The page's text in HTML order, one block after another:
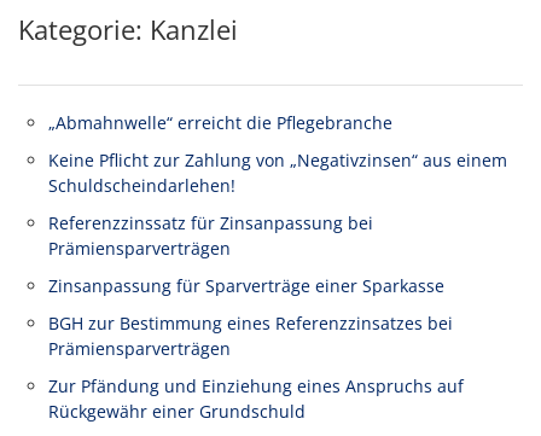
Kategorie: Kanzlei
„Abmahnwelle“ erreicht die Pflegebranche
Keine Pflicht zur Zahlung von „Negativzinsen“ aus einem
Schuldscheindarlehen!
Referenzzinssatz für Zinsanpassung bei
Prämiensparverträgen
Zinsanpassung für Sparverträge einer Sparkasse
BGH zur Bestimmung eines Referenzzinsatzes bei
Prämiensparverträgen
Zur Pfändung und Einziehung eines Anspruchs auf
Rückgewähr einer Grundschuld